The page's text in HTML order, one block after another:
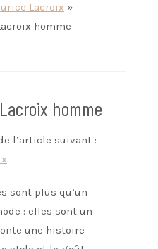
Lacroix »
homme
homme
l’article suivant :
.
sont plus qu’un
: elles sont un
une histoire